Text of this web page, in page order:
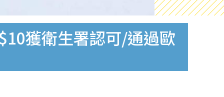
獲衛生署認可/通過歐